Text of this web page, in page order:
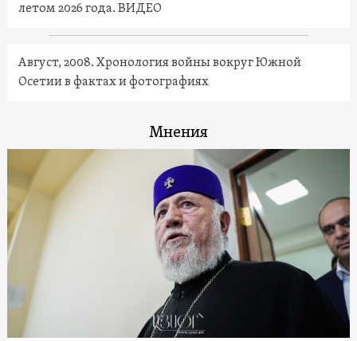
летом 2026 года. ВИДЕО
Август, 2008. Хронология войны вокруг Южной
Осетии в фактах и фотографиях
Мнения